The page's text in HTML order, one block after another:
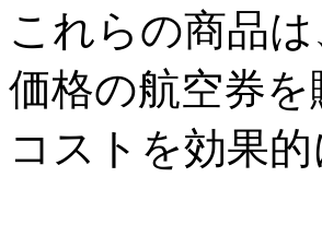
これらの商品
価格の航空券
コストを効果